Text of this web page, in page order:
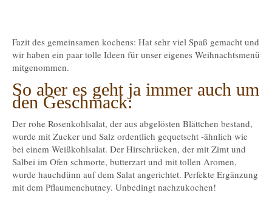
Fazit des gemeinsamen kochens: Hat sehr viel Spaß gemacht und
wir haben ein paar tolle Ideen für unser eigenes Weihnachtsmenü
mitgenommen.
So aber es geht ja immer auch um
den Geschmack:
Der rohe Rosenkohlsalat, der aus abgelösten Blättchen bestand,
wurde mit Zucker und Salz ordentlich gequetscht -ähnlich wie
bei einem Weißkohlsalat. Der Hirschrücken, der mit Zimt und
Salbei im Ofen schmorte, butterzart und mit tollen Aromen,
wurde hauchdünn auf dem Salat angerichtet. Perfekte Ergänzung
mit dem Pflaumenchutney. Unbedingt nachzukochen!